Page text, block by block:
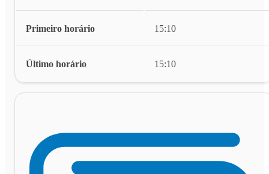
Primeiro horário 15:10
Último horário 15:10